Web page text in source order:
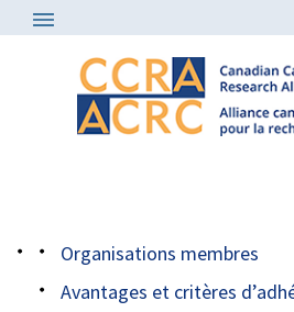
logo rm
Organisations membres
Avantages et critères